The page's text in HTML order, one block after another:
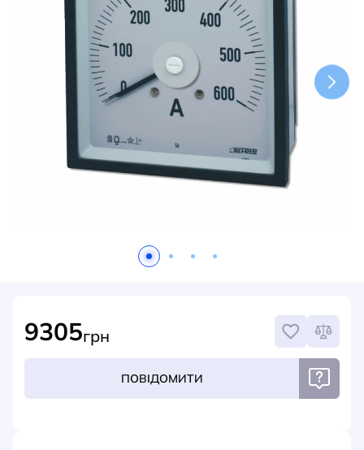
КОНТАКТИ
СИСТЕМИ ШИНОПРОВОДІВ ТА СТРУМОПРОВОДІВ
9305грн
ПОВІДОМИТИ